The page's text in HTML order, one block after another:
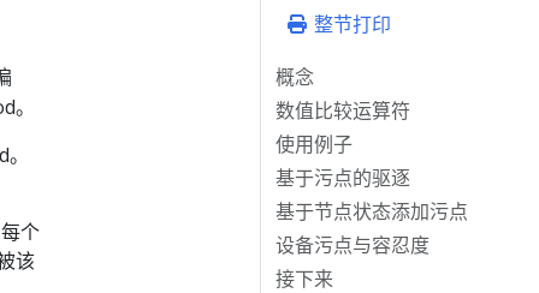
整节打印
概念
数值比较运算符
使用例子
基于污点的驱逐
基于节点状态添加污点
设备污点与容忍度
接下来
个
该